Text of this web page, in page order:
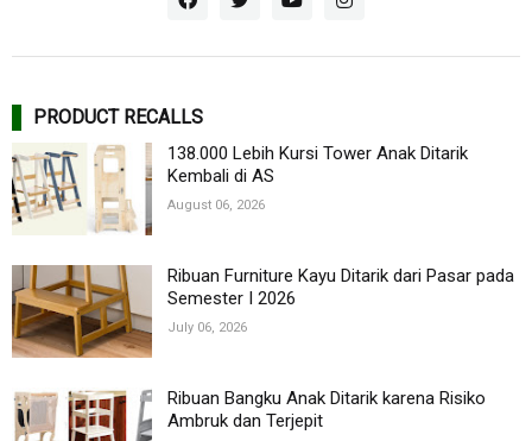
PRODUCT RECALLS
138.000 Lebih Kursi Tower Anak Ditarik
Kembali di AS
August 06, 2026
Ribuan Furniture Kayu Ditarik dari Pasar pada
Semester I 2026
July 06, 2026
Ribuan Bangku Anak Ditarik karena Risiko
Ambruk dan Terjepit